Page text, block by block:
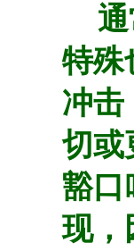
通
特殊
冲击
切或
豁口
现，